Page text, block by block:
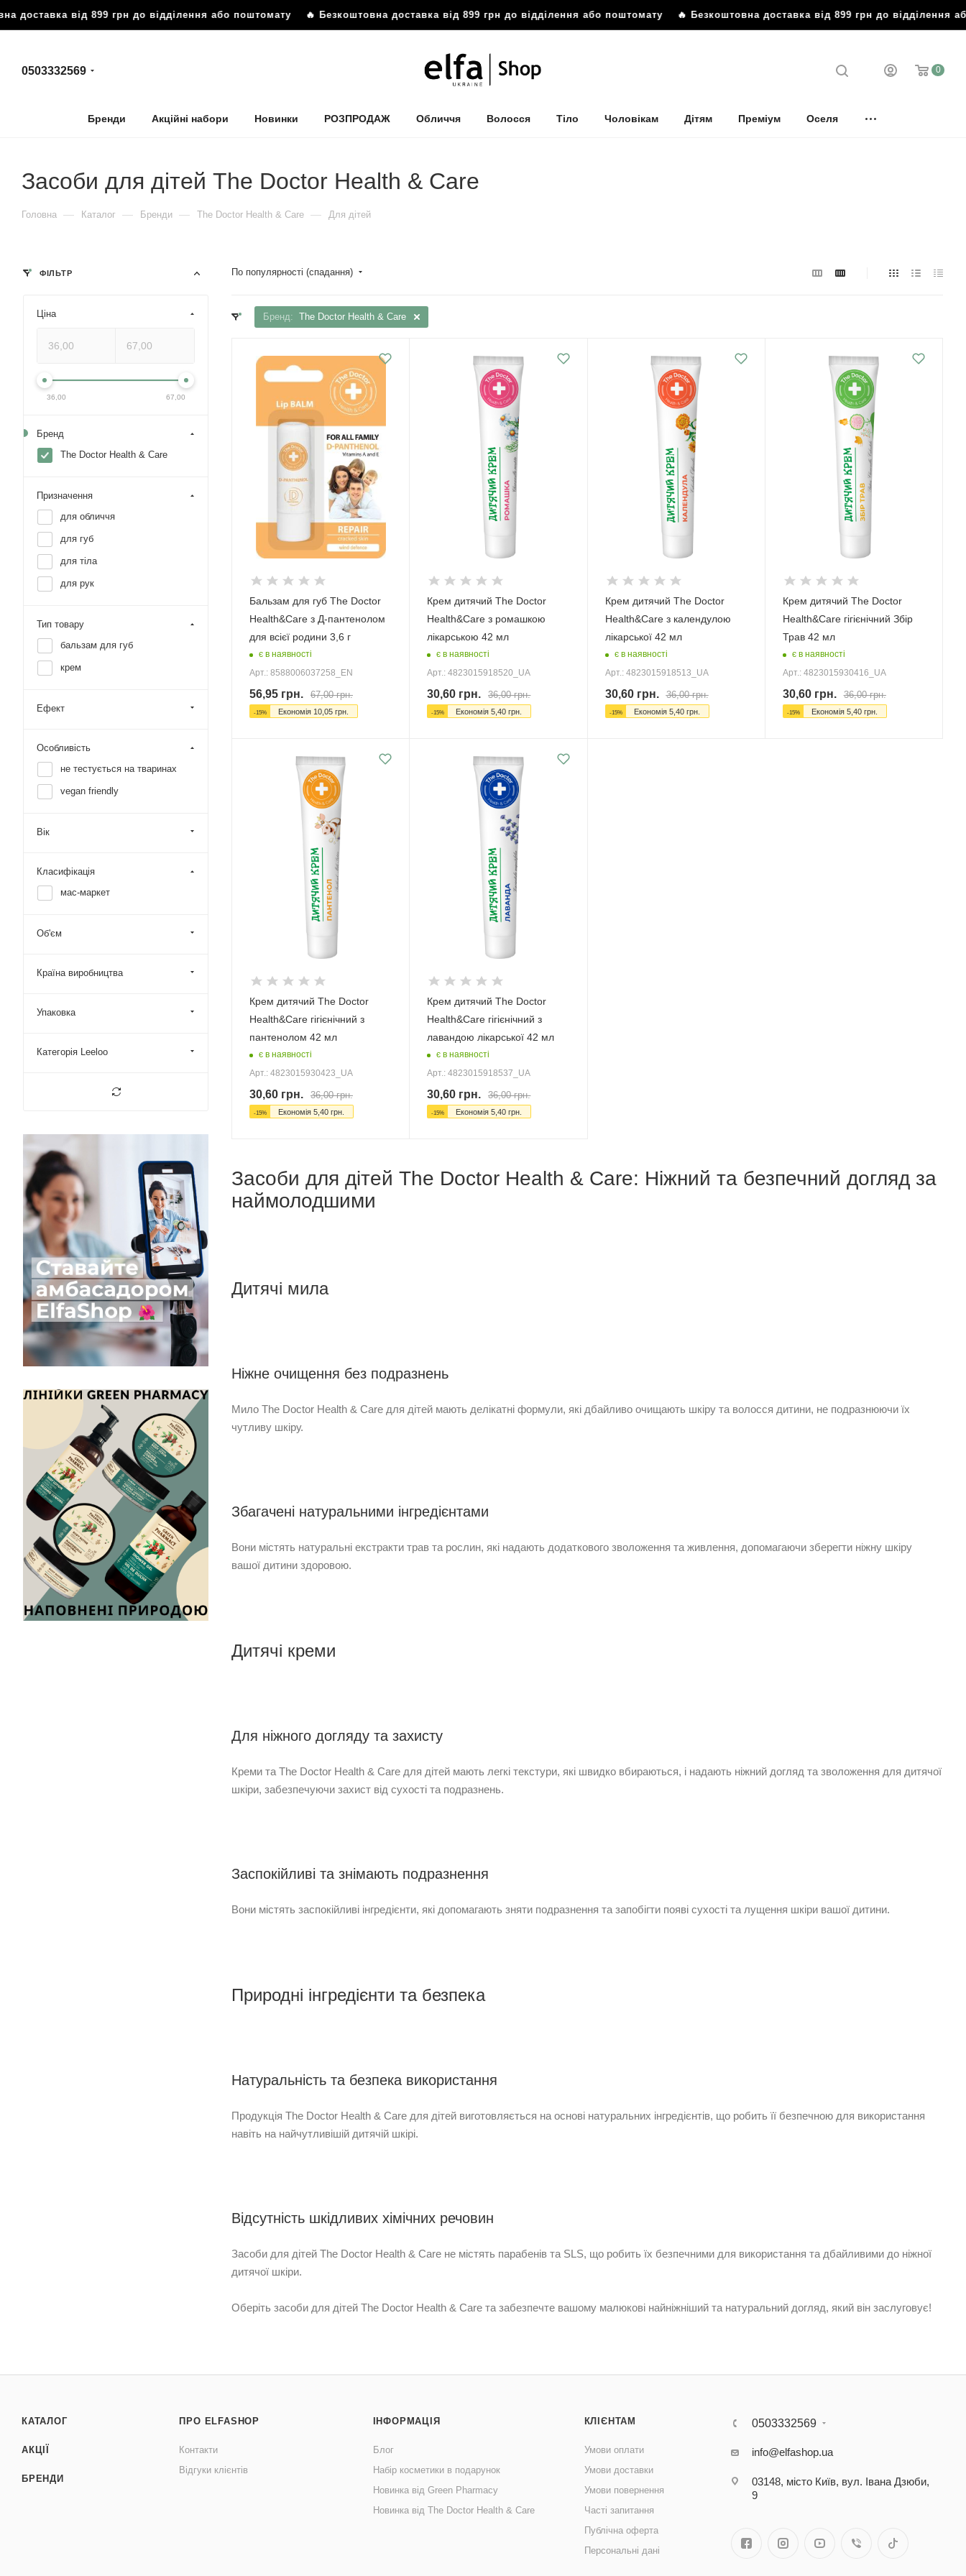
від 899 грн до відділення або поштомату🔥 Безкоштовна доставка від 899 грн до відділення або поштомату🔥 Безкоштовна доставка від 899 грн до відділення або
0503332569 0
Бренди Акційні набори Новинки РОЗПРОДАЖ Обличчя Волосся Тіло Чоловікам Дітям Преміум Оселя
Засоби для дітей The Doctor Health & Care
Головна — Каталог — Бренди — The Doctor Health & Care — Для дітей
По популярності (спадання)
Бренд: The Doctor Health & Care
Бальзам для губ The Doctor
Health&Care з Д-пантенолом
для всієї родини 3,6 г
є в наявності
Арт.: 8588006037258_EN
56,95 грн. 67,00грн.
-15% Економія 10,05 грн.
Крем дитячий The Doctor
Health&Care з ромашкою
лікарською 42 мл
є в наявності
Арт.: 4823015918520_UA
30,60 грн. 36,00грн.
-15% Економія5,40 грн.
Крем дитячий The Doctor
Health&Care з календулою
лікарської 42 мл
є в наявності
Арт.: 4823015918513_UA
30,60грн. 36,00грн.
-15% Економія 5,40грн.
Крем дитячий The Doctor
Health&Care гігієнічний Збір
Трав 42 мл
є в наявності
Арт.: 4823015930416_UA
30,60грн. 36,00грн.
-15% Економія 5,40грн.
Крем дитячий The Doctor
Health&Care гігієнічний з
пантенолом 42 мл
є в наявності
Арт.: 4823015930423_UA
30,60 грн. 36,00грн.
-15% Економія 5,40 грн.
Крем дитячий The Doctor
Health&Care гігієнічний з
лавандою лікарської 42 мл
є в наявності
Арт.: 4823015918537_UA
30,60 грн. 36,00грн.
-15% Економія5,40 грн.
Засоби для дітей The Doctor Health & Care: Ніжний та безпечний догляд за
наймолодшими
Дитячі мила
Ніжне очищення без подразнень
Мило The Doctor Health & Care для дітей мають делікатні формули, які дбайливо очищають шкіру та волосся дитини, не подразнюючи їх
чутливу шкіру.
Збагачені натуральними інгредієнтами
Вони містять натуральні екстракти трав та рослин, які надають додаткового зволоження та живлення, допомагаючи зберегти ніжну шкіру
вашої дитини здоровою.
Дитячі креми
Для ніжного догляду та захисту
Креми та The Doctor Health & Care для дітей мають легкі текстури, які швидко вбираються, і надають ніжний догляд та зволоження для дитячої
шкіри, забезпечуючи захист від сухості та подразнень.
Заспокійливі та знімають подразнення
Вони містять заспокійливі інгредієнти, які допомагають зняти подразнення та запобігти появі сухості та лущення шкіри вашої дитини.
Природні інгредієнти та безпека
Натуральність та безпека використання
Продукція The Doctor Health & Care для дітей виготовляється на основі натуральних інгредієнтів, що робить її безпечною для використання
навіть на найчутливішій дитячій шкірі.
Відсутність шкідливих хімічних речовин
Засоби для дітей The Doctor Health & Care не містять парабенів та SLS, що робить їх безпечними для використання та дбайливими до ніжної
дитячої шкіри.
Оберіть засоби для дітей The Doctor Health & Care та забезпечте вашому малюкові найніжніший та натуральний догляд, який він заслуговує!
ФІЛЬТР
Ціна
36,00 67,00
Бренд
The Doctor Health & Care
Призначення
для обличчя
для губ
для тіла
для рук
Тип товару
бальзам для губ
крем
Ефект
Особливість
не тестується на тваринах
vegan friendly
Вік
Класифікація
мас-маркет
Об'єм
Країна виробництва
Упаковка
Категорія Leeloo
КАТАЛОГ
АКЦІЇ
БРЕНДИ
ПРО ELFASHOP
Контакти
Відгуки клієнтів
ІНФОРМАЦІЯ
Блог
Набір косметики в подарунок
Новинка від Green Pharmacy
Новинка від The Doctor Health & Care
КЛІЄНТАМ
Умови оплати
Умови доставки
Умови повернення
Часті запитання
Публічна оферта
Персональні дані
0503332569
info@elfashop.ua
03148, місто Київ, вул. Івана Дзюби,
9